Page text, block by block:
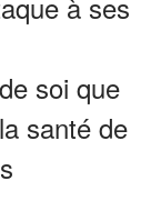
soi que
santé de